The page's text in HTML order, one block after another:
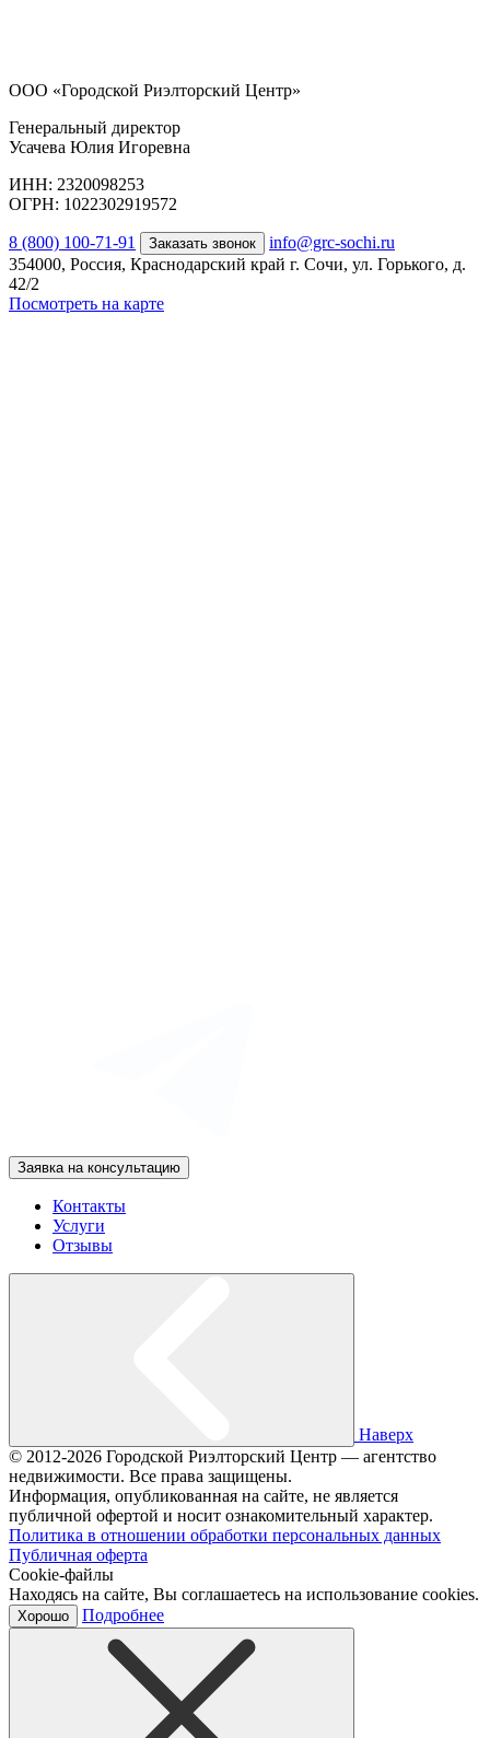
ООО «Городской Риэлторский Центр»
Генеральный директор
Усачева Юлия Игоревна
ИНН: 2320098253
ОГРН: 1022302919572
8 (800) 100-71-91 Заказать звонок
info@grc-sochi.ru
354000, Россия, Краснодарский край г. Сочи, ул. Горького, д.
42/2
Посмотреть на карте
Заявка на консультацию
Контакты
Услуги
Отзывы
Наверх
© 2012-2026 Городской Риэлторский Центр — агентство
недвижимости. Все права защищены.
Информация, опубликованная на сайте, не является
публичной офертой и носит ознакомительный характер.
Политика в отношении обработки персональных данных
Публичная оферта
Cookie-файлы
Находясь на сайте, Вы соглашаетесь на использование cookies.
Хорошо Подробнее